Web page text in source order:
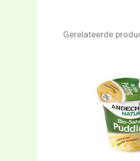
Gerelateerde